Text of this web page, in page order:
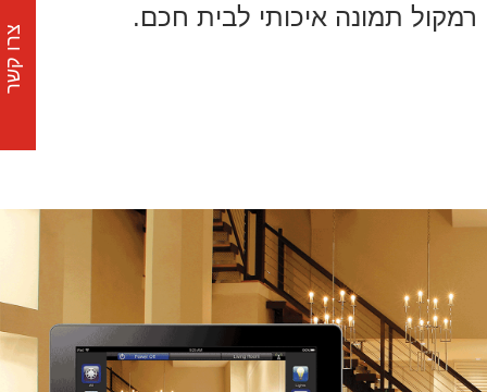
רמקול תמונה איכותי לבית חכם.
צרו קשר